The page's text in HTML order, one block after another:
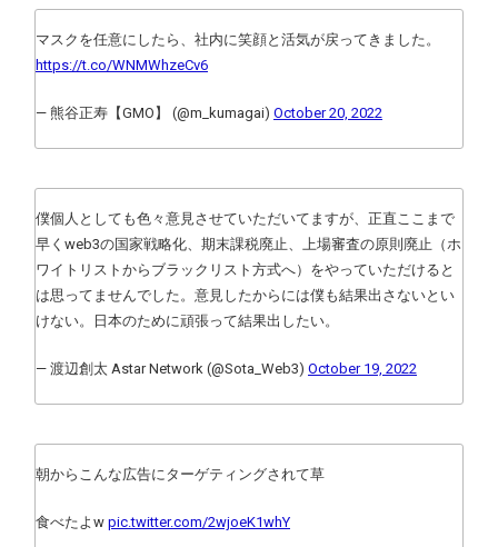
マスクを任意にしたら、社内に笑顔と活気が戻ってきました。
https://t.co/WNMWhzeCv6
— 熊谷正寿【GMO】 (@m_kumagai) October 20, 2022
僕個人としても色々意見させていただいてますが、正直ここまで
早くweb3の国家戦略化、期末課税廃止、上場審査の原則廃止（ホ
ワイトリストからブラックリスト方式へ）をやっていただけると
は思ってませんでした。意見したからには僕も結果出さないとい
けない。日本のために頑張って結果出したい。
— 渡辺創太 Astar Network (@Sota_Web3) October 19, 2022
朝からこんな広告にターゲティングされて草
食べたよw pic.twitter.com/2wjoeK1whY